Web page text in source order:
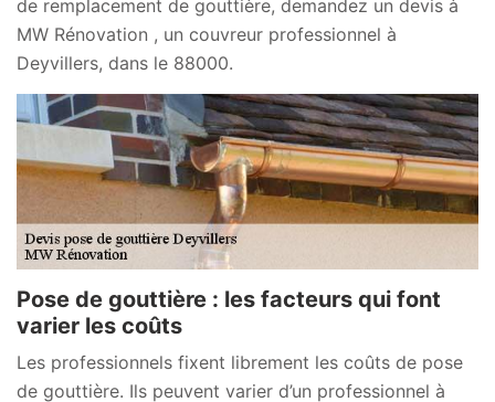
de remplacement de gouttière, demandez un devis à
MW Rénovation , un couvreur professionnel à
Deyvillers, dans le 88000.
Pose de gouttière : les facteurs qui font
varier les coûts
Les professionnels fixent librement les coûts de pose
de gouttière. Ils peuvent varier d’un professionnel à